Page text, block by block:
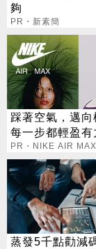
夠
PR・新素簡
踩著空氣，邁向
每一步都輕盈有
PR・NIKE AIR MAX
蒸發5千點勸減